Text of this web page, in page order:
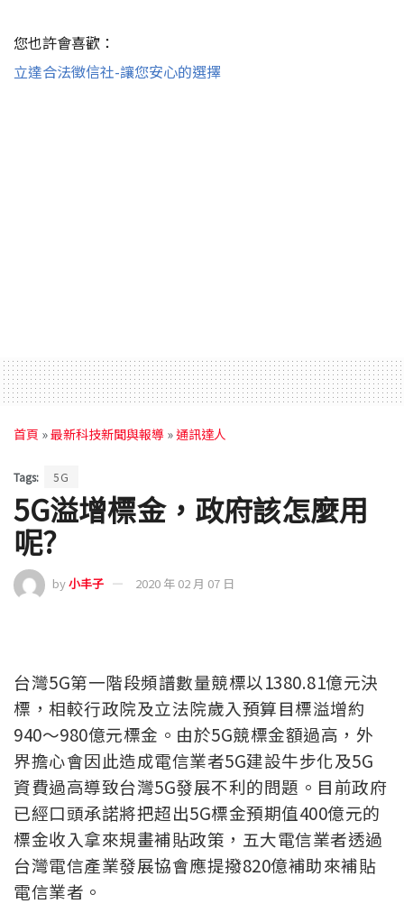
您也許會喜歡：
立達合法徵信社-讓您安心的選擇
首頁 »最新科技新聞與報導 »通訊達人
Tags: 5G
5G溢增標金，政府該怎麼用
呢?
by小丰子 2020 年 02 月 07 日
台灣5G第一階段頻譜數量競標以1380.81億元決
標，相較行政院及立法院歲入預算目標溢增約
940～980億元標金。由於5G競標金額過高，外
界擔心會因此造成電信業者5G建設牛步化及5G
資費過高導致台灣5G發展不利的問題。目前政府
已經口頭承諾將把超出5G標金預期值400億元的
標金收入拿來規畫補貼政策，五大電信業者透過
台灣電信產業發展協會應提撥820億補助來補貼
電信業者。